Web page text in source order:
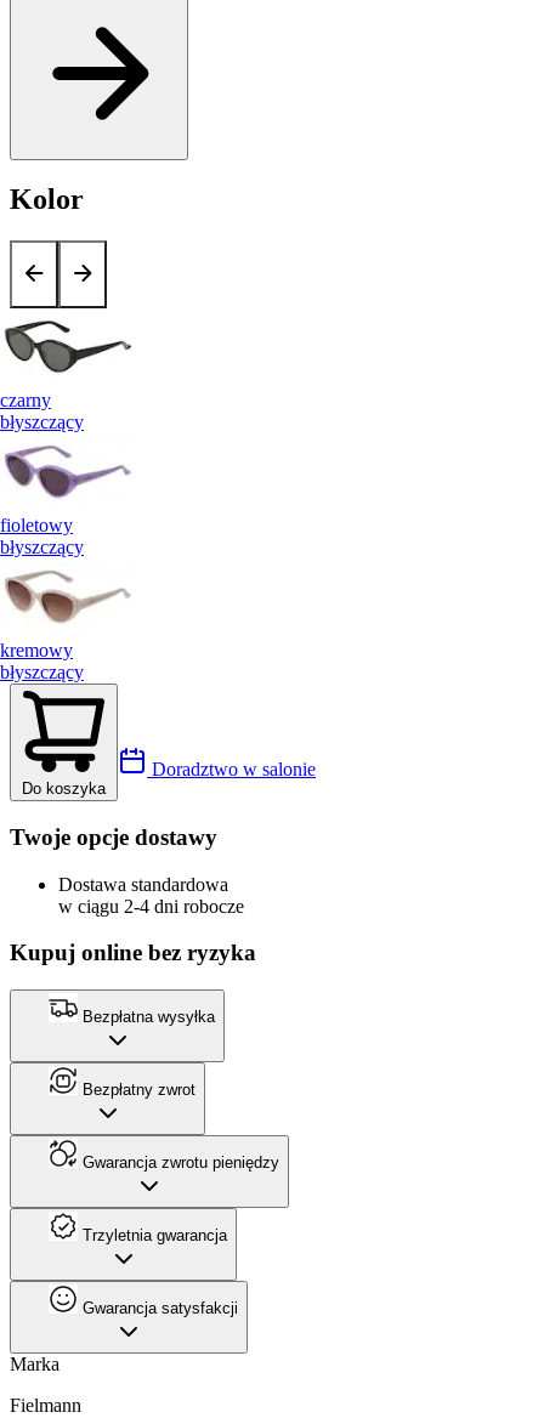
Kolor
czarny
błyszczący
fioletowy
błyszczący
kremowy
błyszczący
Do koszyka
Doradztwo w salonie
Twoje opcje dostawy
Dostawa standardowa
w ciągu 2-4 dni robocze
Kupuj online bez ryzyka
Bezpłatna wysyłka
Bezpłatny zwrot
Gwarancja zwrotu pieniędzy
Trzyletnia gwarancja
Gwarancja satysfakcji
Marka
Fielmann